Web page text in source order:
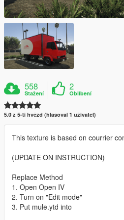
558
Stažení
2
Oblíbení
5.0 z 5-ti hvězd (hlasoval 1 uživatel)
This texture is based on courrier
(UPDATE ON INSTRUCTION)
Replace Method
1. Open Open IV
2. Turn on "Edit mode"
3. Put mule.ytd into